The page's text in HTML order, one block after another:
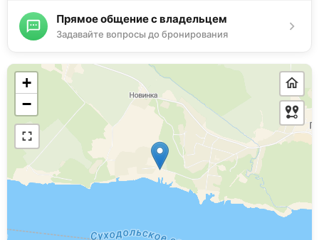
+
−
Прямое общение с владельцем
Задавайте вопросы до бронирования